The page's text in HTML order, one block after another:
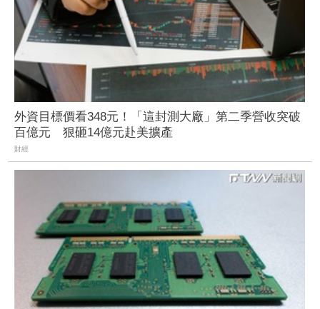
外資目標價看348元！「這封測大廠」第二季營收突破
百億元 狠砸14億元赴美擴產
財經